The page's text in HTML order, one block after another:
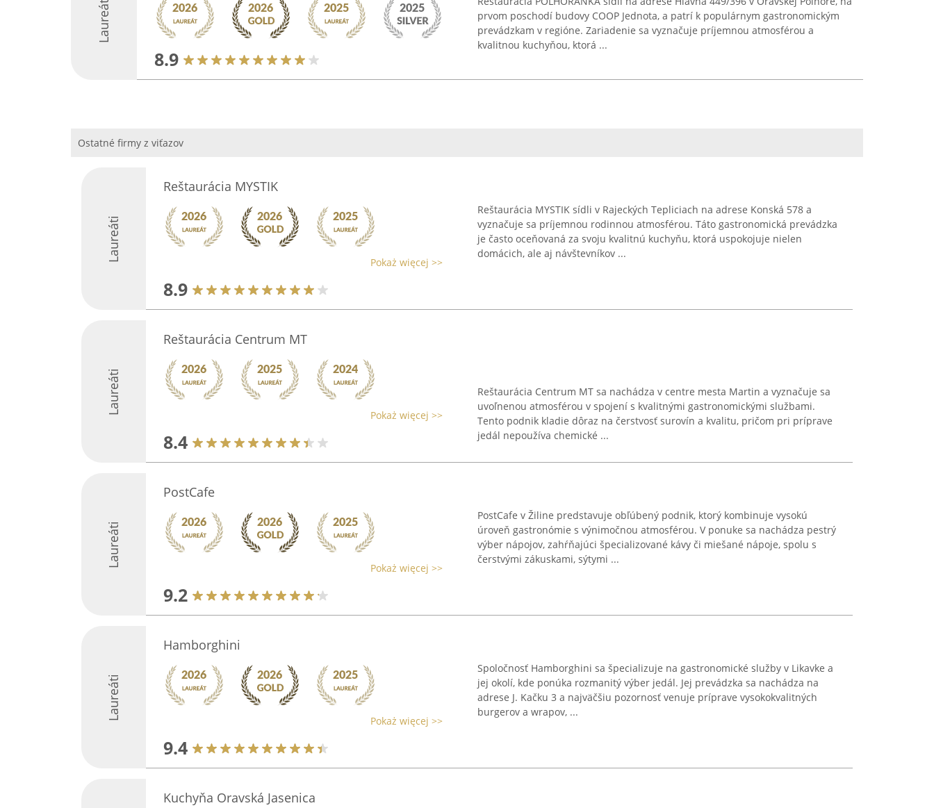
Laureáti
8.9
prvom poschodí budovy COOP Jednota, a patrí k populárnym gastronomickým
prevádzkam v regióne. Zariadenie sa vyznačuje príjemnou atmosférou a
kvalitnou kuchyňou, ktorá ...
Ostatné firmy z viťazov
Laureáti
Reštaurácia MYSTIK
Pokaż więcej >>
8.9
Reštaurácia MYSTIK sídli v Rajeckých Tepliciach na adrese Konská 578 a
vyznačuje sa príjemnou rodinnou atmosférou. Táto gastronomická prevádzka
je často oceňovaná za svoju kvalitnú kuchyňu, ktorá uspokojuje nielen
domácich, ale aj návštevníkov ...
Laureáti
Reštaurácia Centrum MT
Pokaż więcej >>
8.4
Reštaurácia Centrum MT sa nachádza v centre mesta Martin a vyznačuje sa
uvoľnenou atmosférou v spojení s kvalitnými gastronomickými službami.
Tento podnik kladie dôraz na čerstvosť surovín a kvalitu, pričom pri príprave
jedál nepoužíva chemické ...
Laureáti
PostCafe
Pokaż więcej >>
9.2
PostCafe v Žiline predstavuje obľúbený podnik, ktorý kombinuje vysokú
úroveň gastronómie s výnimočnou atmosférou. V ponuke sa nachádza pestrý
výber nápojov, zahŕňajúci špecializované kávy či miešané nápoje, spolu s
čerstvými zákuskami, sýtymi ...
Laureáti
Hamborghini
Pokaż więcej >>
9.4
Spoločnosť Hamborghini sa špecializuje na gastronomické služby v Likavke a
jej okolí, kde ponúka rozmanitý výber jedál. Jej prevádzka sa nachádza na
adrese J. Kačku 3 a najväčšiu pozornosť venuje príprave vysokokvalitných
burgerov a wrapov, ...
Kuchyňa Oravská Jasenica